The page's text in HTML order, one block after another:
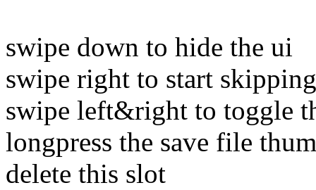
swipe down to hide the ui
swipe right to start
swipe left&right to toggle
longpress the save file
delete this slot